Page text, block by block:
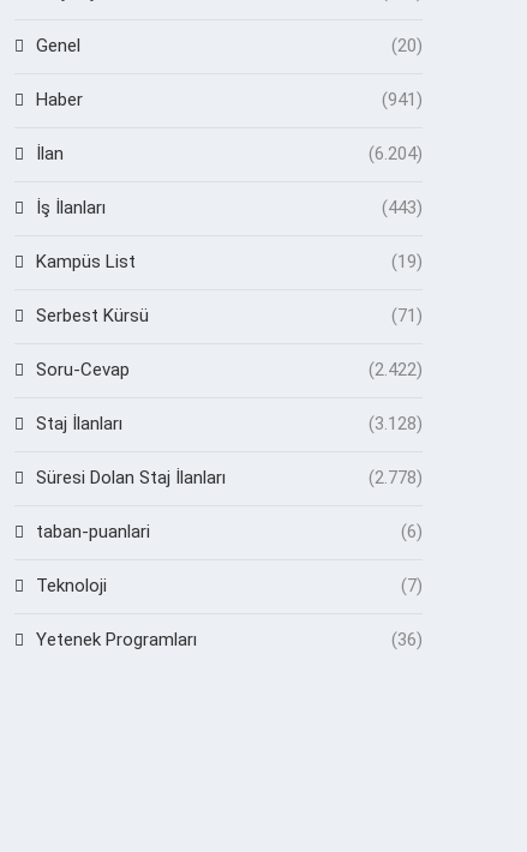
Genel (20)
Haber (941)
İlan (6.204)
İş İlanları (443)
Kampüs List (19)
Serbest Kürsü (71)
Soru-Cevap (2.422)
Staj İlanları (3.128)
Süresi Dolan Staj İlanları (2.778)
taban-puanlari (6)
Teknoloji (7)
Yetenek Programları (36)